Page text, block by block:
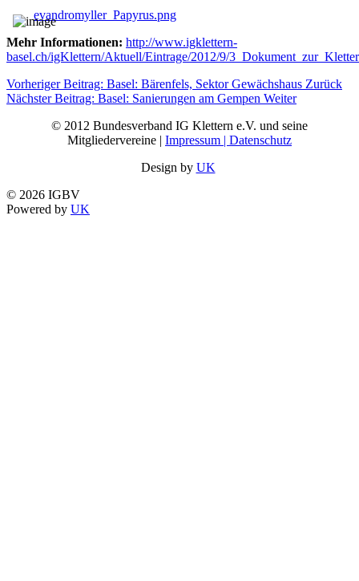
evandromyller_Papyrus.png
Mehr Informationen: http://www.igklettern-
basel.ch/igKlettern/Aktuell/Eintrage/2012/9/
Vorheriger Beitrag: Basel: Bärenfels, Sektor Gewächshaus Zurück
Nächster Beitrag: Basel: Sanierungen am Gempen Weiter
© 2012 Bundesverband IG Klettern e.V. und seine
Mitgliedervereine | Impressum | Datenschutz
Design by UK
© 2026 IGBV
Powered by UK